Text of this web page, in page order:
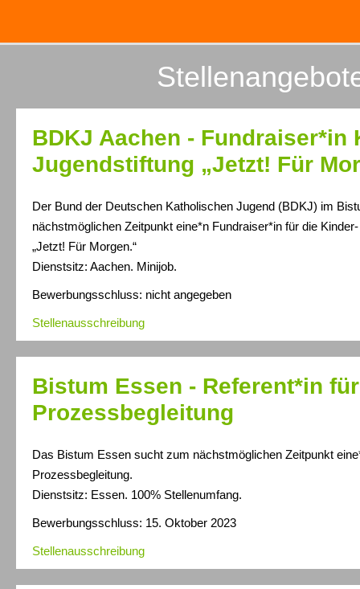
BDKJ Aachen - Fundraiser*in
Jugendstiftung „Jetzt! Für
Der Bund der Deutschen Katholischen Jugend (BDKJ) im
nächstmöglichen Zeitpunkt eine*n Fundraiser*in für die
„Jetzt! Für Morgen.“
Dienstsitz: Aachen. Minijob.
Bewerbungsschluss: nicht angegeben
Stellenausschreibung
Bistum Essen - Referent*in für
Prozessbegleitung
Das Bistum Essen sucht zum nächstmöglichen Zeitpunkt
Prozessbegleitung.
Dienstsitz: Essen. 100% Stellenumfang.
Bewerbungsschluss: 15. Oktober 2023
Stellenausschreibung